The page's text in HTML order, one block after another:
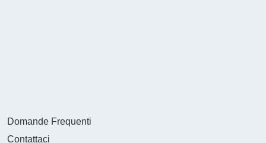
Domande Frequenti
Contattaci